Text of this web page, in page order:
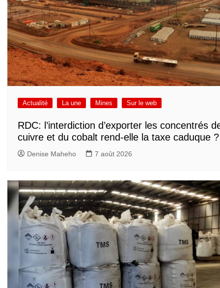
Actualité La une Mines Sur le web
RDC: l’interdiction d’exporter les concentrés
cuivre et du cobalt rend-elle la taxe caduque ?
Denise Maheho 7 août 2026